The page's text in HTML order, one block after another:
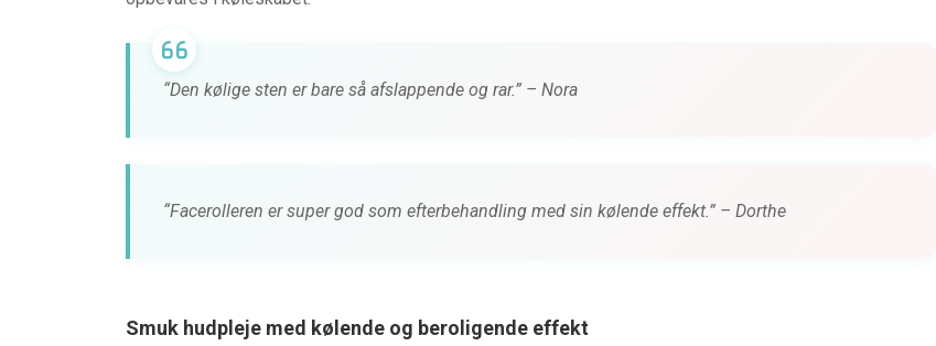
“Den kølige sten er bare så afslappende og rar.” – Nora
“Facerolleren er super god som efterbehandling med sin kølende effekt.” – Dorthe
Smuk hudpleje med kølende og beroligende effekt